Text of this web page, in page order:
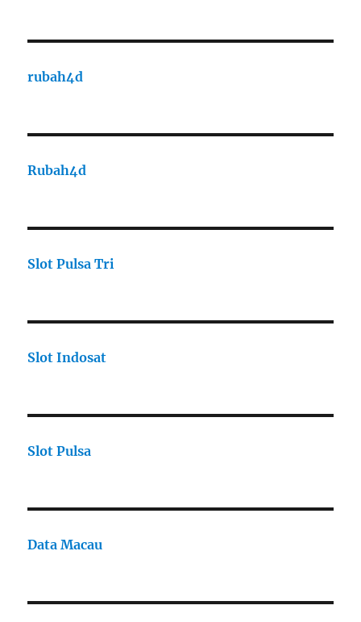
rubah4d
Rubah4d
Slot Pulsa Tri
Slot Indosat
Slot Pulsa
Data Macau